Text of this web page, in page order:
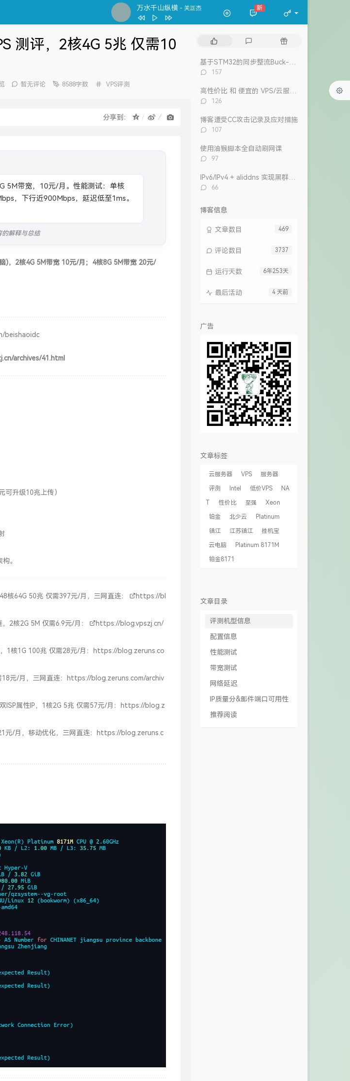
万水千山纵横 - 关正杰
一格格 卫兰
4 我的宣言 周柏豪
罗文
张国荣
古巨基
9
我们万岁
新
测评，2核4G 5兆 仅需10
暂无评论 8588字数
分
VPS评测
分享到：
，下行近900Mbps，延迟低至1ms。
的解释与总结
)，2核4G 5M带宽 10元/月；4核8G 5M带宽 20元/
beishaoidc
archives/41.html
升级10兆上传）
。
核64G 50兆 仅需397元/月，三网直连：
https://bl
2核2G 5M 仅需6.9元/月：
https://blog.vpszj.cn/
1核1G 100兆 仅需28元/月：
https://blog.zeruns.co
元/月，三网直连：
https://blog.zeruns.com/archiv
ISP属性IP，1核2G 5兆 仅需57元/月：
https://blog.z
元/月，移动优化，三网直连：
https://blog.zeruns.c
文
章
评
随
评
数：
157
评
数：
126
博客遭受CC攻击记录及应对措施
评
数：
107
使用油猴脚本全自动刷网课
评
数：
97
评
66
博客信息
469
文章数目
3737
评论数目
6年253天
运行天数
4 天前
最后活动
广告
文章标签
云服务器 VPS 服务器
评测 Intel 低价VPS NA
性价比 至强 Xeon
铂金 北少云 Platinum
镇江 江苏镇江 挂机宝
云电脑 Platinum 8171M
铂金8171
文章目录
评测机型信息
配置信息
性能测试
带宽测试
网络延迟
IP质量分&邮件端口可用性
推荐阅读